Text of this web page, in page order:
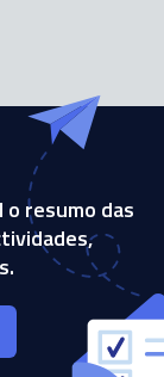
resumo das